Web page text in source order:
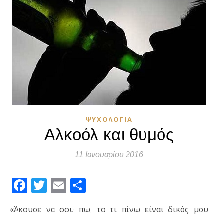
ΨΥΧΟΛΟΓΊΑ
Αλκοόλ και θυμός
11 Ιανουαρίου 2016
Facebook
Twitter
Email
«Άκουσε να σου πω, το τι πίνω είναι δικός μου